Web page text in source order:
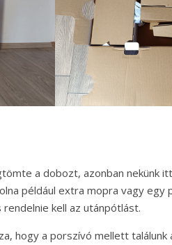
a dobozt, azonban nekünk
például extra mopra vagy egy
kell az utánpótlást.
hogy a porszívó mellett